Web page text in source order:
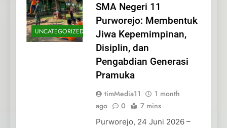
UNCATEGORIZED
SMA Negeri 11
Purworejo: Membentuk
Jiwa Kepemimpinan,
Disiplin, dan
Pengabdian Generasi
Pramuka
timMedia11
1 month
ago
0 7 mins
Purworejo, 24 Juni 2026 –